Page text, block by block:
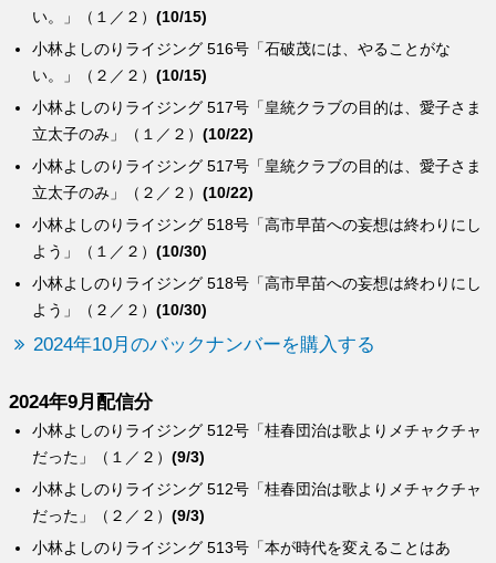
小林よしのりライジング 518号「高市早苗への妄想は終わりにし
よう」（２／２）(10/30)
小林よしのりライジング 518号「高市早苗への妄想は終わりにし
よう」（１／２）(10/30)
小林よしのりライジング 517号「皇統クラブの目的は、愛子さま
立太子のみ」（２／２）(10/22)
小林よしのりライジング 517号「皇統クラブの目的は、愛子さま
立太子のみ」（１／２）(10/22)
小林よしのりライジング 516号「石破茂には、やることがな
い。」（２／２）(10/15)
い。」（１／２）(10/15)
2024年10月のバックナンバーを購入する
2024年9月配信分
小林よしのりライジング 513号「本が時代を変えることはあ
小林よしのりライジング 512号「桂春団治は歌よりメチャクチャ
だった」（２／２）(9/3)
小林よしのりライジング 512号「桂春団治は歌よりメチャクチャ
だった」（１／２）(9/3)